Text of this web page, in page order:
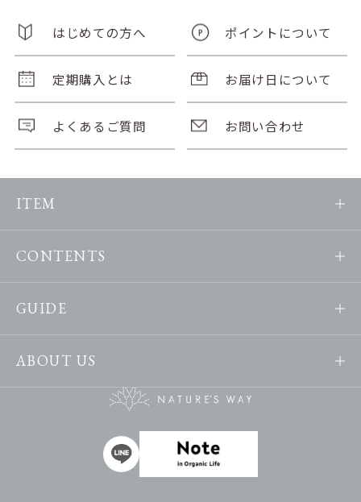
はじめての方へ ポイントについて
定期購入とは お届け日について
よくあるご質問 お問い合わせ
ITEM
CONTENTS
GUIDE
ABOUT US